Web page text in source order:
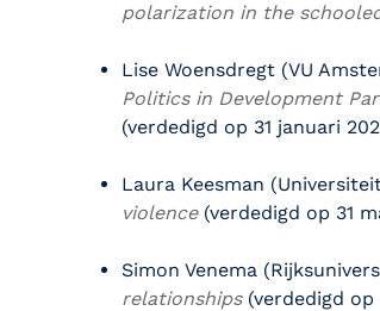
polarization in the
Lise Woensdregt (VU
Politics in Development
(verdedigd op 31 januari
Laura Keesman (
violence(verdedigd op 31
Simon Venema
relationships(verdedigd op